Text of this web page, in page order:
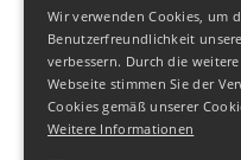
Wir verwenden Cookies, um
Benutzerfreundlichkeit
verbessern. Durch die
Webseite stimmen Sie der
Cookies gemäß unserer
Weitere Informationen